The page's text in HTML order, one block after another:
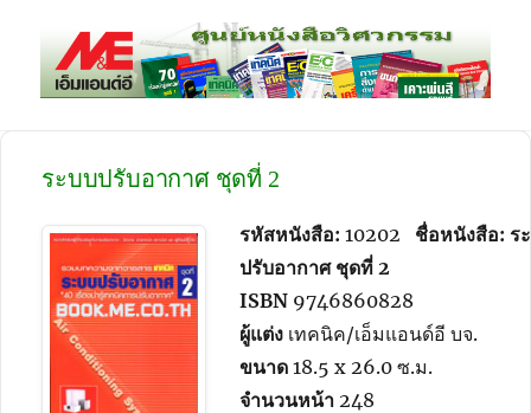
ระบบปรับอากาศ ชุดที่ 2
รหัสหนังสือ: 10202 ชื่อหนังสือ: ร
ปรับอากาศ ชุดที่ 2
ISBN 9746860828
ผู้แต่ง เทคนิค/เอ็มแอนด์อี บจ.
ขนาด 18.5 x 26.0 ซ.ม.
จำนวนหน้า 248